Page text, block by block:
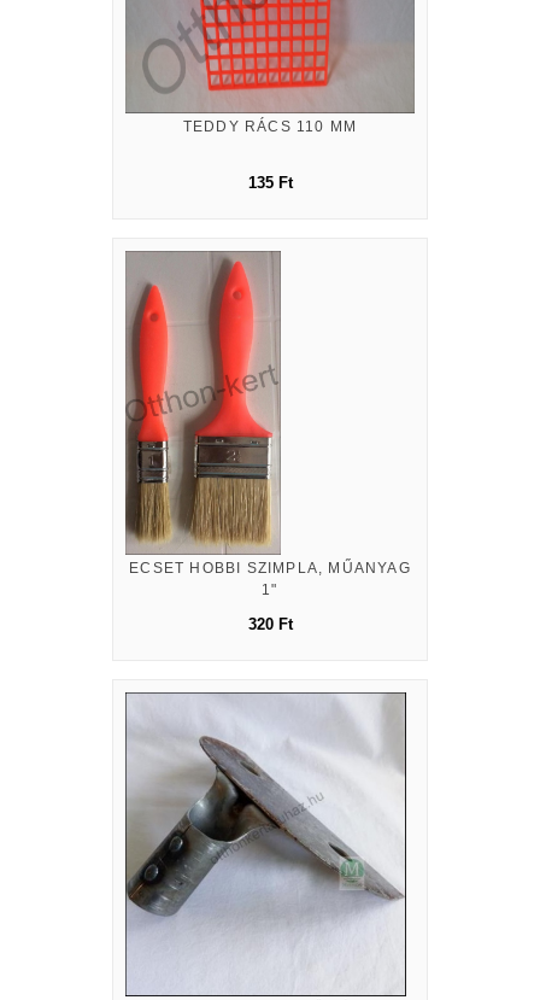
TEDDY RÁCS 110 MM
135 Ft
ECSET HOBBI SZIMPLA, MŰANYAG
1"
320 Ft